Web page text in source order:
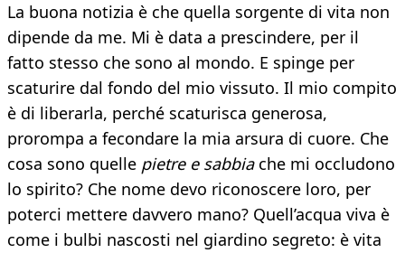
La buona notizia è che quella sorgente di vita non
dipende da me. Mi è data a prescindere, per il
fatto stesso che sono al mondo. E spinge per
scaturire dal fondo del mio vissuto. Il mio compito
è di liberarla, perché scaturisca generosa,
prorompa a fecondare la mia arsura di cuore. Che
cosa sono quelle pietre e sabbiache mi occludono
lo spirito? Che nome devo riconoscere loro, per
poterci mettere davvero mano? Quell’acqua viva è
come i bulbi nascosti nel giardino segreto: è vita